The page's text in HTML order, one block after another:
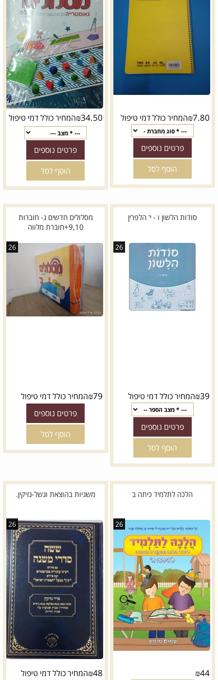
₪7.80 המחיר כולל דמי טיפול
פרטים נוספים
הוסף לסל
₪34.50 המחיר כולל דמי טיפול
פרטים נוספים
הוסף לסל
סודות הלשון ו - י' הלפרין
26
₪39 המחיר כולל דמי טיפול
פרטים נוספים
הוסף לסל
מסלולים חדשים ג- חוברות
9,10+חוברת מלווה
26
₪79 המחיר כולל דמי טיפול
פרטים נוספים
הוסף לסל
הלכה לתלמיד כיתה ב
26
₪44
משניות בהוצאת וגשל-נזיקין.
26
₪48 המחיר כולל דמי טיפול